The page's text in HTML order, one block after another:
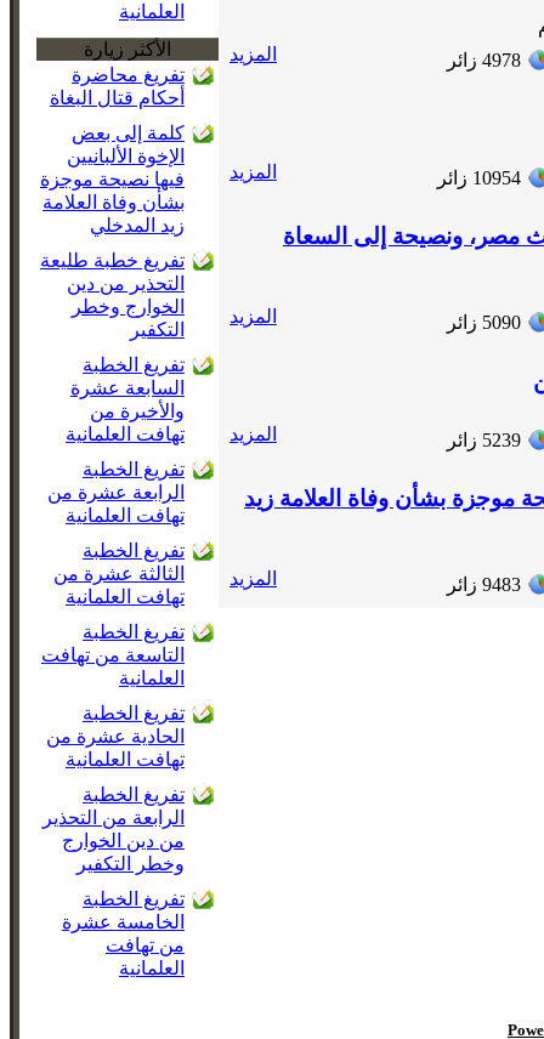
العلمانية
الأكثر زيارة
تفريغ محاضرة
أحكام قتال البغاة
كلمة إلى بعض
الإخوة الألبانيين
فيها نصيحة موجزة
بشأن وفاة العلامة
زيد المدخلي
تفريغ خطبة طليعة
التحذير من دين
الخوارج وخطر
التكفير
تفريغ الخطبة
السابعة عشرة
والأخيرة من
تهافت العلمانية
تفريغ الخطبة
الرابعة عشرة من
تهافت العلمانية
تفريغ الخطبة
الثالثة عشرة من
تهافت العلمانية
تفريغ الخطبة
التاسعة من تهافت
العلمانية
تفريغ الخطبة
الحادية عشرة من
تهافت العلمانية
تفريغ الخطبة
الرابعة من التحذير
من دين الخوارج
وخطر التكفير
تفريغ الخطبة
الخامسة عشرة
من تهافت
العلمانية
المزيد 4978 زائر
المزيد 10954 زائر
مصر، ونصيحة إلى السعاة
المزيد 5090 زائر
المزيد 5239 زائر
موجزة بشأن وفاة العلامة زيد
المزيد 9483 زائر